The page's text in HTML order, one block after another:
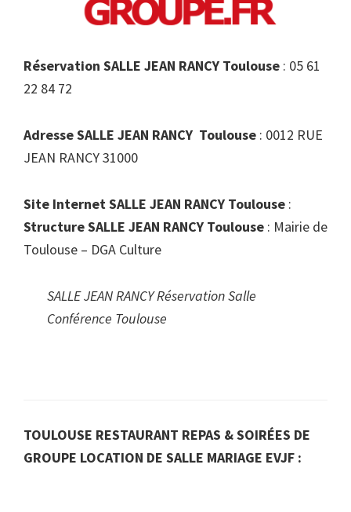
Réservation SALLE JEAN RANCY Toulouse : 05 61
22 84 72
Adresse SALLE JEAN RANCY Toulouse : 0012 RUE
JEAN RANCY 31000
Site Internet SALLE JEAN RANCY Toulouse :
Structure SALLE JEAN RANCY Toulouse : Mairie de
Toulouse – DGA Culture
SALLE JEAN RANCY Réservation Salle
Conférence Toulouse
TOULOUSE RESTAURANT REPAS & SOIRÉES DE
GROUPE LOCATION DE SALLE MARIAGE EVJF :